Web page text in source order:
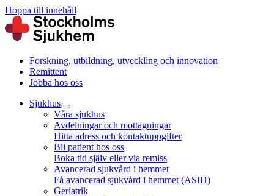
Hoppa till innehåll
Forskning, utbildning, utveckling och innovation
Remittent
Jobba hos oss
Sjukhus
Våra sjukhus
Avdelningar och mottagningar
Hitta adress och kontaktuppgifter
Bli patient hos oss
Boka tid själv eller via remiss
Avancerad sjukvård i hemmet
Få avancerad sjukvård i hemmet (ASIH)
Geriatrik